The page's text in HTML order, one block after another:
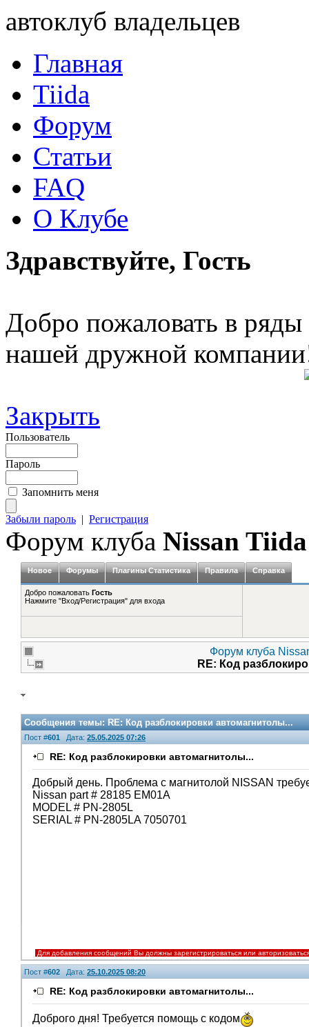
автоклуб владельцев
Главная
Tiida
Форум
Статьи
FAQ
О Клубе
Здравствуйте, Гость
Добро пожаловать в ряды
нашей дружной
Закрыть
Пользователь
Пароль
Запомнить меня
Забыли пароль | Регистрация
Форум клуба Nissan Tiida
Новое Форумы Плагины Статистика Правила Справка
Добро пожаловать Гость
Нажмите "Вход/Регистрация" для входа
Форум клуба
RE: Код
Сообщения темы:RE: Код разблокировки автомагнитолы...
Пост #601 Дата: 25.05.2025 07:26
RE: Код разблокировки автомагнитолы...
Добрый день. Проблема с магнитолой NISSAN
Nissan part # 28185 EM01A
MODEL # PN-2805L
SERIAL # PN-2805LA 7050701
Для добавления сообщений Вы должны зарегистрироваться или
Пост #602 Дата: 25.10.2025 08:20
RE: Код разблокировки автомагнитолы...
Доброго дня! Требуется помощь с кодом